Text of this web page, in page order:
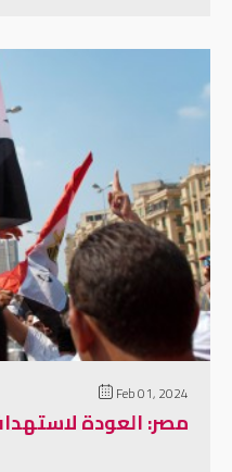
Feb 01, 2024
مصر: العودة